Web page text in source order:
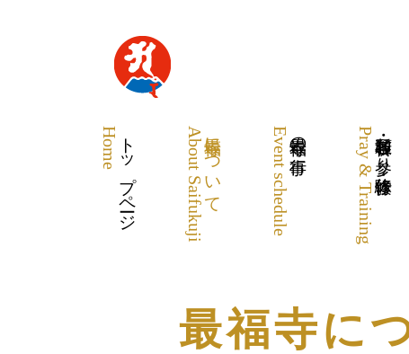
トップページ
Home 最福寺について
About Saifukuji 最福寺の行事
Event schedule 各種祈願・お参り・体験修行
Pray & Training
最福寺に